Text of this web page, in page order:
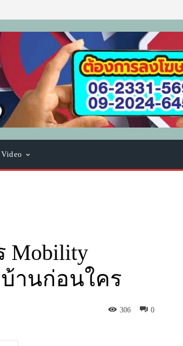
Video
Mobility
านก่อนใคร
0
306